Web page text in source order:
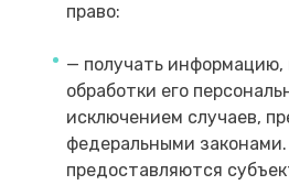
право:
— получать
обработки его
исключением случаев,
федеральными
предоставляются